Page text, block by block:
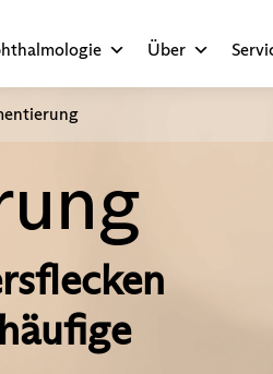
Über